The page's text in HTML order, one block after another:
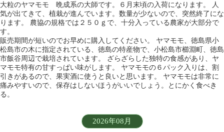
大粒のヤマモモ 晩成系の大師です。６月末頃の入荷になります。 人
気が出てきて、植栽が進んでいます。数量が少ないので、突然終了にな
ります。 農協の規格では２５０ｇで、十分入っている農家が大部分で
す。
販売期間が短いのでお早めに購入してください。 ヤマモモ、徳島県小
松島市の木に指定されている、徳島の特産物で、小松島市櫛淵町、徳島
市飯谷周辺で栽培されています。 ざらざらした独特の食感があり、ヤ
マモモ特有の甘すっぱい味がします。 ヤマモモの６パック入りは、割
引きがあるので、果実酒に使うと良いと思います。 ヤマモモは非常に
痛みやすいので、保存はしないほうがいいでしょう。とにかく食べき
る。
2026年08月